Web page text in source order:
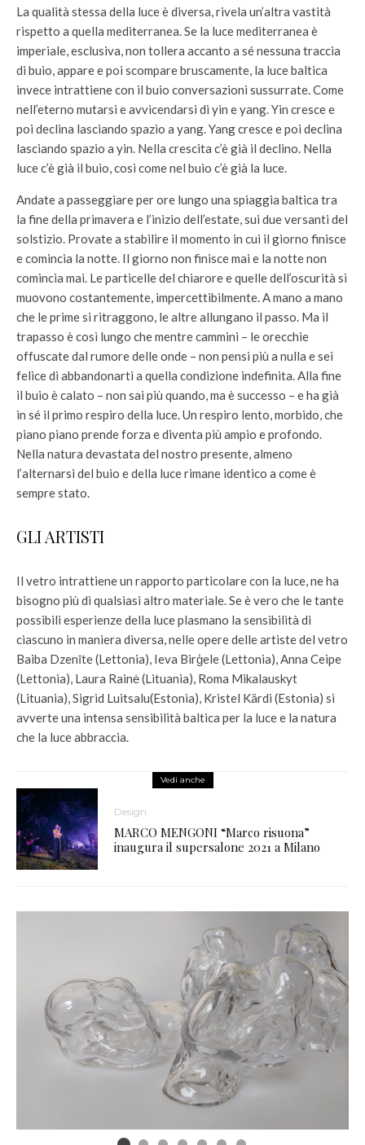
La qualità stessa della luce è diversa, rivela un’altra vastità
rispetto a quella mediterranea. Se la luce mediterranea è
imperiale, esclusiva, non tollera accanto a sé nessuna traccia
di buio, appare e poi scompare bruscamente, la luce baltica
invece intrattiene con il buio conversazioni sussurrate. Come
nell’eterno mutarsi e avvicendarsi di yin e yang. Yin cresce e
poi declina lasciando spazio a yang. Yang cresce e poi declina
lasciando spazio a yin. Nella crescita c’è già il declino. Nella
luce c’è già il buio, così come nel buio c’è già la luce.
Andate a passeggiare per ore lungo una spiaggia baltica tra
la fine della primavera e l’inizio dell’estate, sui due versanti del
solstizio. Provate a stabilire il momento in cui il giorno finisce
e comincia la notte. Il giorno non finisce mai e la notte non
comincia mai. Le particelle del chiarore e quelle dell’oscurità si
muovono costantemente, impercettibilmente. A mano a mano
che le prime si ritraggono, le altre allungano il passo. Ma il
trapasso è così lungo che mentre cammini – le orecchie
offuscate dal rumore delle onde – non pensi più a nulla e sei
felice di abbandonarti a quella condizione indefinita. Alla fine
il buio è calato – non sai più quando, ma è successo – e ha già
in sé il primo respiro della luce. Un respiro lento, morbido, che
piano piano prende forza e diventa più ampio e profondo.
Nella natura devastata del nostro presente, almeno
l’alternarsi del buio e della luce rimane identico a come è
sempre stato.
GLI ARTISTI
Il vetro intrattiene un rapporto particolare con la luce, ne ha
bisogno più di qualsiasi altro materiale. Se è vero che le tante
possibili esperienze della luce plasmano la sensibilità di
ciascuno in maniera diversa, nelle opere delle artiste del vetro
Baiba Dzenīte (Lettonia), Ieva Birģele (Lettonia), Anna Ceipe
(Lettonia), Laura Rainė (Lituania), Roma Mikalauskyt
(Lituania), Sigrid Luitsalu(Estonia), Kristel Kärdi (Estonia) si
avverte una intensa sensibilità baltica per la luce e la natura
che la luce abbraccia.
Vedi anche
Design
MARCO MENGONI “Marco risuona”
inaugura il supersalone 2021 a Milano